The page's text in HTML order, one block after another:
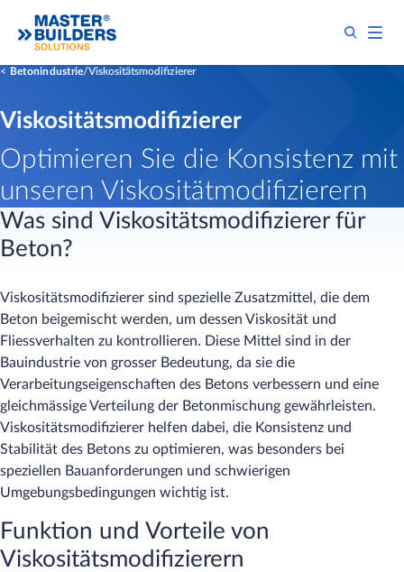
Betonindustrie Viskositätsmodifizierer
Viskositätsmodifizierer
Optimieren Sie die Konsistenz mit
unseren Viskositätmodifizierern
Was sind Viskositätsmodifizierer für
Beton?
Viskositätsmodifizierer sind spezielle Zusatzmittel, die dem
Beton beigemischt werden, um dessen Viskosität und
Fliessverhalten zu kontrollieren. Diese Mittel sind in der
Bauindustrie von grosser Bedeutung, da sie die
Verarbeitungseigenschaften des Betons verbessern und eine
gleichmässige Verteilung der Betonmischung gewährleisten.
Viskositätsmodifizierer helfen dabei, die Konsistenz und
Stabilität des Betons zu optimieren, was besonders bei
speziellen Bauanforderungen und schwierigen
Umgebungsbedingungen wichtig ist.
Funktion und Vorteile von
Viskositätsmodifizierern